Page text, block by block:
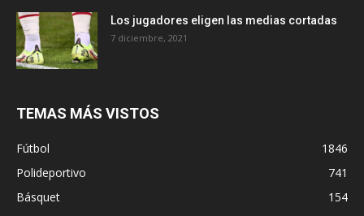
Los jugadores eligen las medias cortadas
7 diciembre, 2021
TEMAS MÁS VISTOS
Fútbol
1846
Polideportivo
741
Básquet
154